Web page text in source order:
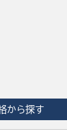
から探す